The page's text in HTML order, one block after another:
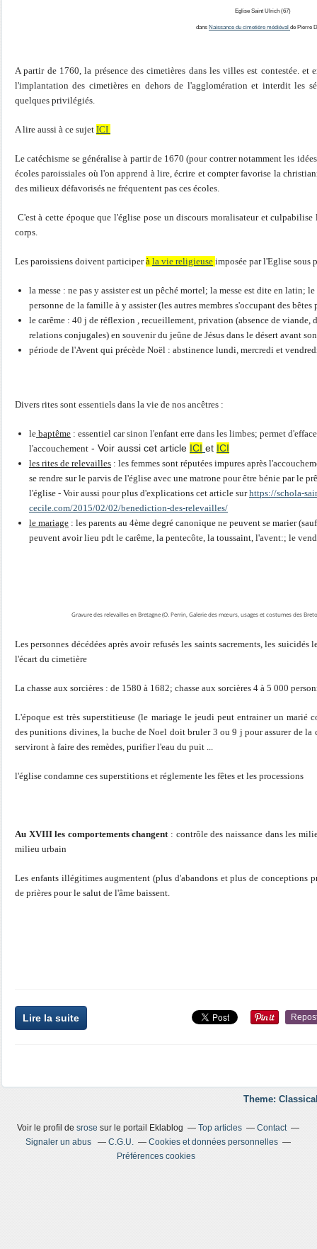
Eglise Saint Ulrich (67)
dans Naissance du cimetière médiéval de Pierre
A partir de 1760, la présence des cimetières dans les villes est contestée. et
l'implantation des cimetières en dehors de l'agglomération et interdit les
quelques privilégiés.
A lire aussi à ce sujet ICI
Le catéchisme se généralise à partir de 1670 (pour contrer notamment les
écoles paroissiales où l'on apprend à lire, écrire et compter favorise la
des milieux défavorisés ne fréquentent pas ces écoles.
C'est à cette époque que l'église pose un discours moralisateur et
corps.
Les paroissiens doivent participerà la vie religieuse imposée par l'Eglise sous
la messe : ne pas y assister est un pêché mortel; la messe est dite en latin;
personne de la famille à y assister (les autres membres s'occupant des bêtes
le carême : 40 j de réflexion , recueillement, privation (absence de viande,
relations conjugales) en souvenir du jeûne de Jésus dans le désert avant
période de l'Avent qui précède Noël : abstinence lundi, mercredi et
Divers rites sont essentiels dans la vie de nos ancêtres :
le baptême : essentiel car sinon l'enfant erre dans les limbes; permet
l'accouchement - Voir aussi cet article ICI et ICI
les rites de relevailles : les femmes sont réputées impures après
se rendre sur le parvis de l'église avec une matrone pour être bénie par le
l'église - Voir aussi pour plus d'explications cet article surhttps://schola-
cecile.com/2015/02/02/benediction-des-relevailles/
le mariage : les parents au 4ème degré canonique ne peuvent se marier
peuvent avoir lieu pdt le carême, la pentecôte, la toussaint, l'avent:; le
Gravure des relevailles en Bretagne (O. Perrin, Galerie des mœurs, usages et costumes des
Les personnes décédées après avoir refusés les saints sacrements, les suicidés
l'écart du cimetière
La chasse aux sorcières : de 1580 à 1682; chasse aux sorcières 4 à 5 000
L'époque est très superstitieuse (le mariage le jeudi peut entrainer un marié
des punitions divines, la buche de Noel doit bruler 3 ou 9 j pour assurer de la
serviront à faire des remèdes, purifier l'eau du puit ...
l'église condamne ces superstitions et réglemente les fêtes et les processions
Au XVIII les comportements changent : contrôle des naissance dans les
milieu urbain
Les enfants illégitimes augmentent (plus d'abandons et plus de conceptions
de prières pour le salut de l'âme baissent.
Lire la suite
Theme:
Voir le profil desrose sur le portail Eklablog Top articles
Contact
Signaler un abus
C.G.U.
Cookies et données personnelles
Préférences cookies